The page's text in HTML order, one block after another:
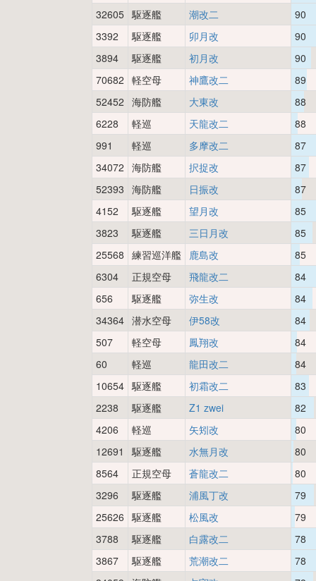
32605 駆逐艦 潮改二
90
3392
駆逐艦 卯月改
90
3894
駆逐艦 初月改
90
70682 軽空母 神鷹改二
89
52452 海防艦 大東改
88
6228
軽巡 天龍改二
88
991
軽巡 多摩改二
87
34072 海防艦 択捉改
87
52393 海防艦 日振改
87
4152
駆逐艦 望月改
85
3823
駆逐艦 三日月改
85
25568 練習巡洋艦 鹿島改
85
6304
正規空母 飛龍改二
84
656
駆逐艦 弥生改
84
34364 潜水空母 伊58改
84
507
軽空母 鳳翔改
84
60
軽巡 龍田改二
84
10654 駆逐艦 初霜改二
83
2238
駆逐艦 Z1 zwei
82
4206
軽巡 矢矧改
80
12691
駆逐艦 水無月改
80
8564
正規空母 蒼龍改二
80
3296
駆逐艦 浦風丁改
79
25626 駆逐艦 松風改
79
3788
駆逐艦 白露改二
78
3867
駆逐艦 荒潮改二
78